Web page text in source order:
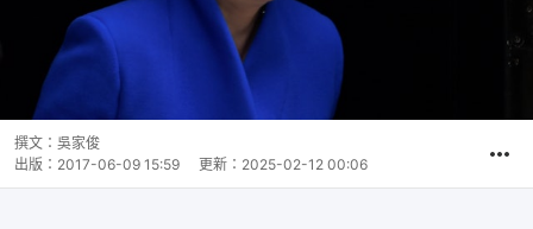
撰文： 吳家俊
出版： 2017-06-09 15:59 更新： 2025-02-12 00:06